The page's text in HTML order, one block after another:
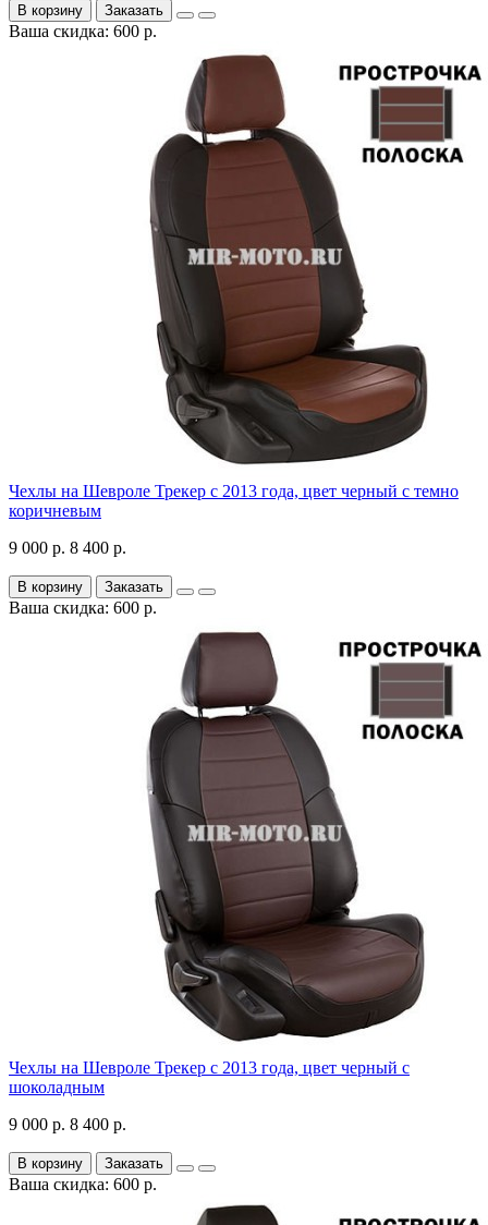
В корзину Заказать
Ваша скидка: 600 р.
Чехлы на Шевроле Трекер с 2013 года, цвет черный с темно
коричневым
9 000 р. 8 400 р.
В корзину Заказать
Ваша скидка: 600 р.
Чехлы на Шевроле Трекер с 2013 года, цвет черный с
шоколадным
9 000 р. 8 400 р.
В корзину Заказать
Ваша скидка: 600 р.